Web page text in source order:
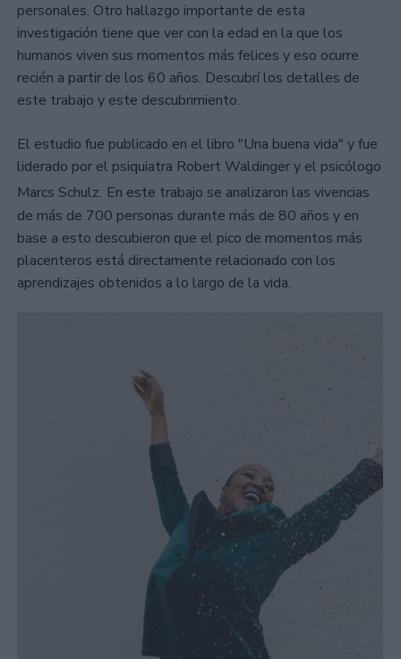
personales. Otro hallazgo importante de esta
investigación tiene que ver con la edad en la que los
humanos viven sus momentos más felices y eso ocurre
recién a partir de los 60 años. Descubrí los detalles de
este trabajo y este descubrimiento.
El estudio fue publicado en el libro "Una buena vida" y fue
liderado por el psiquiatra Robert Waldinger y el psicólogo
Marcs Schulz. En este trabajo se analizaron las vivencias
de más de 700 personas durante más de 80 años y en
base a esto descubieron que el pico de momentos más
placenteros está directamente relacionado con los
aprendizajes obtenidos a lo largo de la vida.